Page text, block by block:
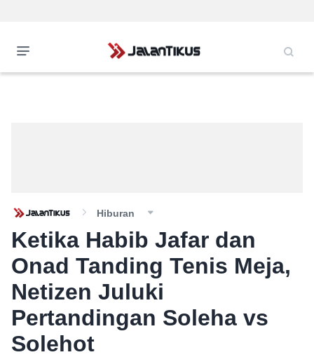
Hiburan
Ketika Habib Jafar dan
Onad Tanding Tenis Meja,
Netizen Juluki
Pertandingan Soleha vs
Solehot